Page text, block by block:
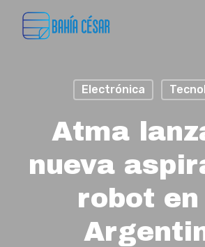
Electrónica
Atma
nueva
robot